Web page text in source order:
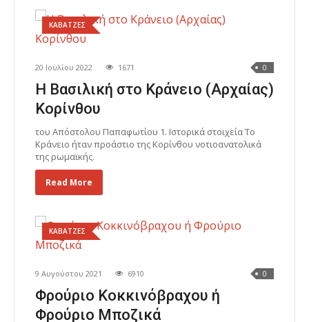
ΚΑΒΑΤΖΕΣ
20 Ιουλίου 2022 1671 0
Η Βασιλική στο Κράνειο (Αρχαίας)
Κορίνθου
του Απόστολου Παπαφωτίου 1. Ιστορικά στοιχεία Το
Κράνειο ήταν προάστιο της Κορίνθου νοτιοανατολικά
της ρωμαϊκής.
Read More
ΚΑΒΑΤΖΕΣ
9 Αυγούστου 2021 6910 0
Φρούριο Κοκκινόβραχου ή
Φρούριο Μποζικά